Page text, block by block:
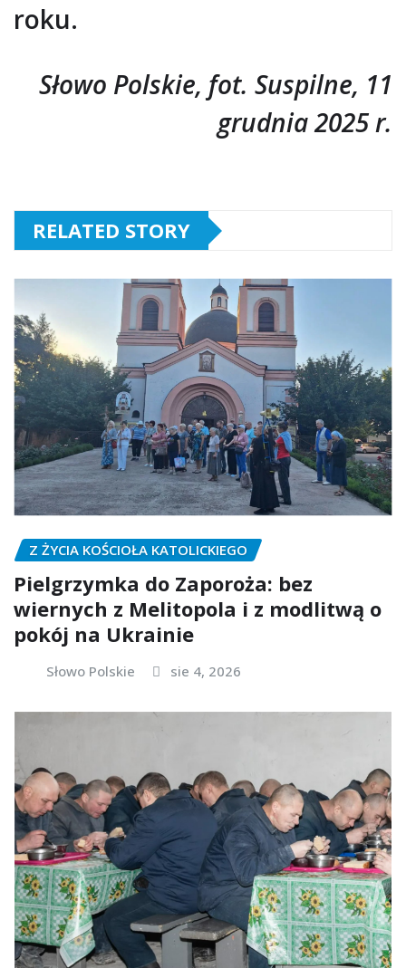
roku.
Słowo Polskie, fot. Suspilne, 11
grudnia 2025 r.
RELATED STORY
Z ŻYCIA KOŚCIOŁA KATOLICKIEGO
Pielgrzymka do Zaporoża: bez
wiernych z Melitopola i z modlitwą o
pokój na Ukrainie
Słowo Polskie sie 4, 2026